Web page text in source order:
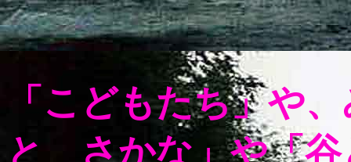
「こどもたち」や
と さかな」や「谷